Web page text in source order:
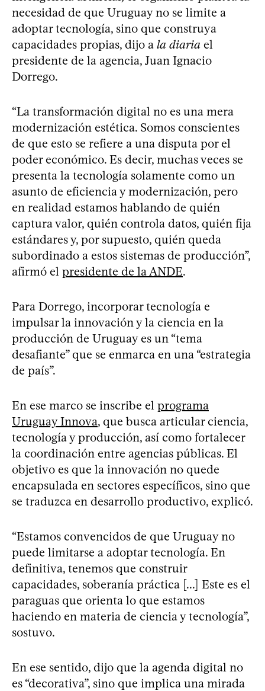
necesidad de que Uruguay no se limite a
adoptar tecnología, sino que construya
capacidades propias, dijo a la diaria el
presidente de la agencia, Juan Ignacio
Dorrego.
“La transformación digital no es una mera
modernización estética. Somos conscientes
de que esto se refiere a una disputa por el
poder económico. Es decir, muchas veces se
presenta la tecnología solamente como un
asunto de eficiencia y modernización, pero
en realidad estamos hablando de quién
captura valor, quién controla datos, quién fija
estándares y, por supuesto, quién queda
subordinado a estos sistemas de producción”,
afirmó el presidente de la ANDE.
Para Dorrego, incorporar tecnología e
impulsar la innovación y la ciencia en la
producción de Uruguay es un “tema
desafiante” que se enmarca en una “estrategia
de país”.
En ese marco se inscribe el programa
Uruguay Innova, que busca articular ciencia,
tecnología y producción, así como fortalecer
la coordinación entre agencias públicas. El
objetivo es que la innovación no quede
encapsulada en sectores específicos, sino que
se traduzca en desarrollo productivo, explicó.
“Estamos convencidos de que Uruguay no
puede limitarse a adoptar tecnología. En
definitiva, tenemos que construir
capacidades, soberanía práctica [...] Este es el
paraguas que orienta lo que estamos
haciendo en materia de ciencia y tecnología”,
sostuvo.
En ese sentido, dijo que la agenda digital no
es “decorativa”, sino que implica una mirada